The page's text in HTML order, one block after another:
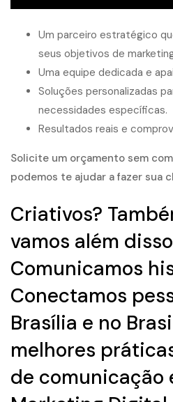
Um parceiro estratégico
seus objetivos de
Uma equipe dedicada e
Soluções personalizadas
necessidades específicas.
Resultados reais e
Solicite um orçamento sem
podemos te ajudar a fazer sua
Criativos?
vamos além
Comunicamos
Conectamos
Brasília e no
melhores
de comunicação